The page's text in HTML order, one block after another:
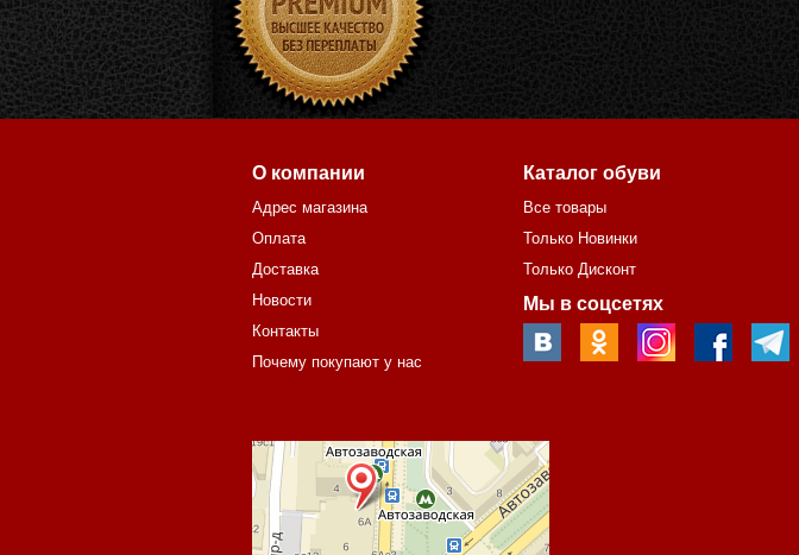
О компании
Адрес магазина
Оплата
Доставка
Новости
Контакты
Почему покупают у нас
Каталог обуви
Все товары
Только Новинки
Только Дисконт
Мы в соцсетях